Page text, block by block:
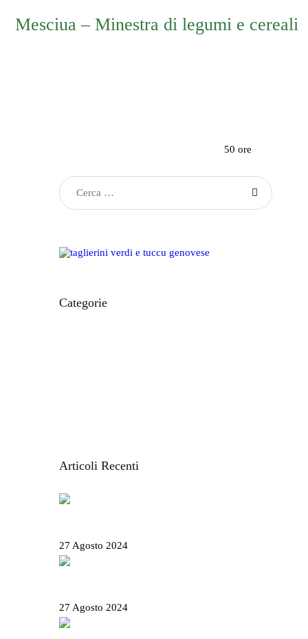
Mesciua – Minestra di legumi e cereali
50 ore
Ricerca
Categorie
Articoli Recenti
27 Agosto 2024
27 Agosto 2024